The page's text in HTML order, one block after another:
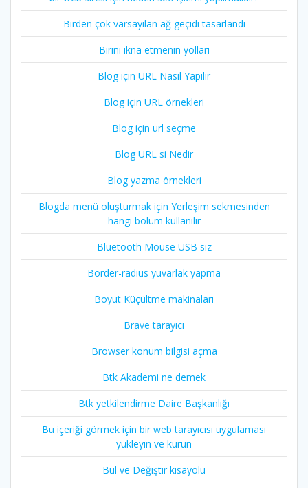
Birden çok varsayılan ağ geçidi tasarlandı
Birini ikna etmenin yolları
Blog için URL Nasıl Yapılır
Blog için URL örnekleri
Blog için url seçme
Blog URL si Nedir
Blog yazma örnekleri
Blogda menü oluşturmak için Yerleşim sekmesinden
hangi bölüm kullanılır
Bluetooth Mouse USB siz
Border-radius yuvarlak yapma
Boyut Küçültme makinaları
Brave tarayıcı
Browser konum bilgisi açma
Btk Akademi ne demek
Btk yetkilendirme Daire Başkanlığı
Bu içeriği görmek için bir web tarayıcısı uygulaması
yükleyin ve kurun
Bul ve Değiştir kısayolu